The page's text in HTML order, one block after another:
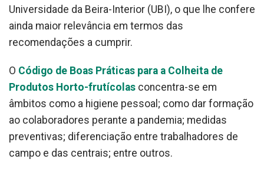
Universidade da Beira-Interior (UBI), o que lhe confere
ainda maior relevância em termos das
recomendações a cumprir.
O Código de Boas Práticas para a Colheita de
Produtos Horto-frutícolas concentra-se em
âmbitos como a higiene pessoal; como dar formação
ao colaboradores perante a pandemia; medidas
preventivas; diferenciação entre trabalhadores de
campo e das centrais; entre outros.